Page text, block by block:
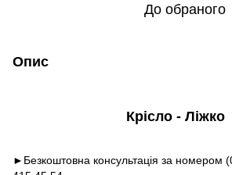
До обраного
Опис
Крісло - Ліжко
►Безкоштовна консультація за номером